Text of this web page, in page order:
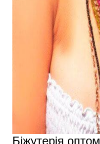
Біжутерія оптом